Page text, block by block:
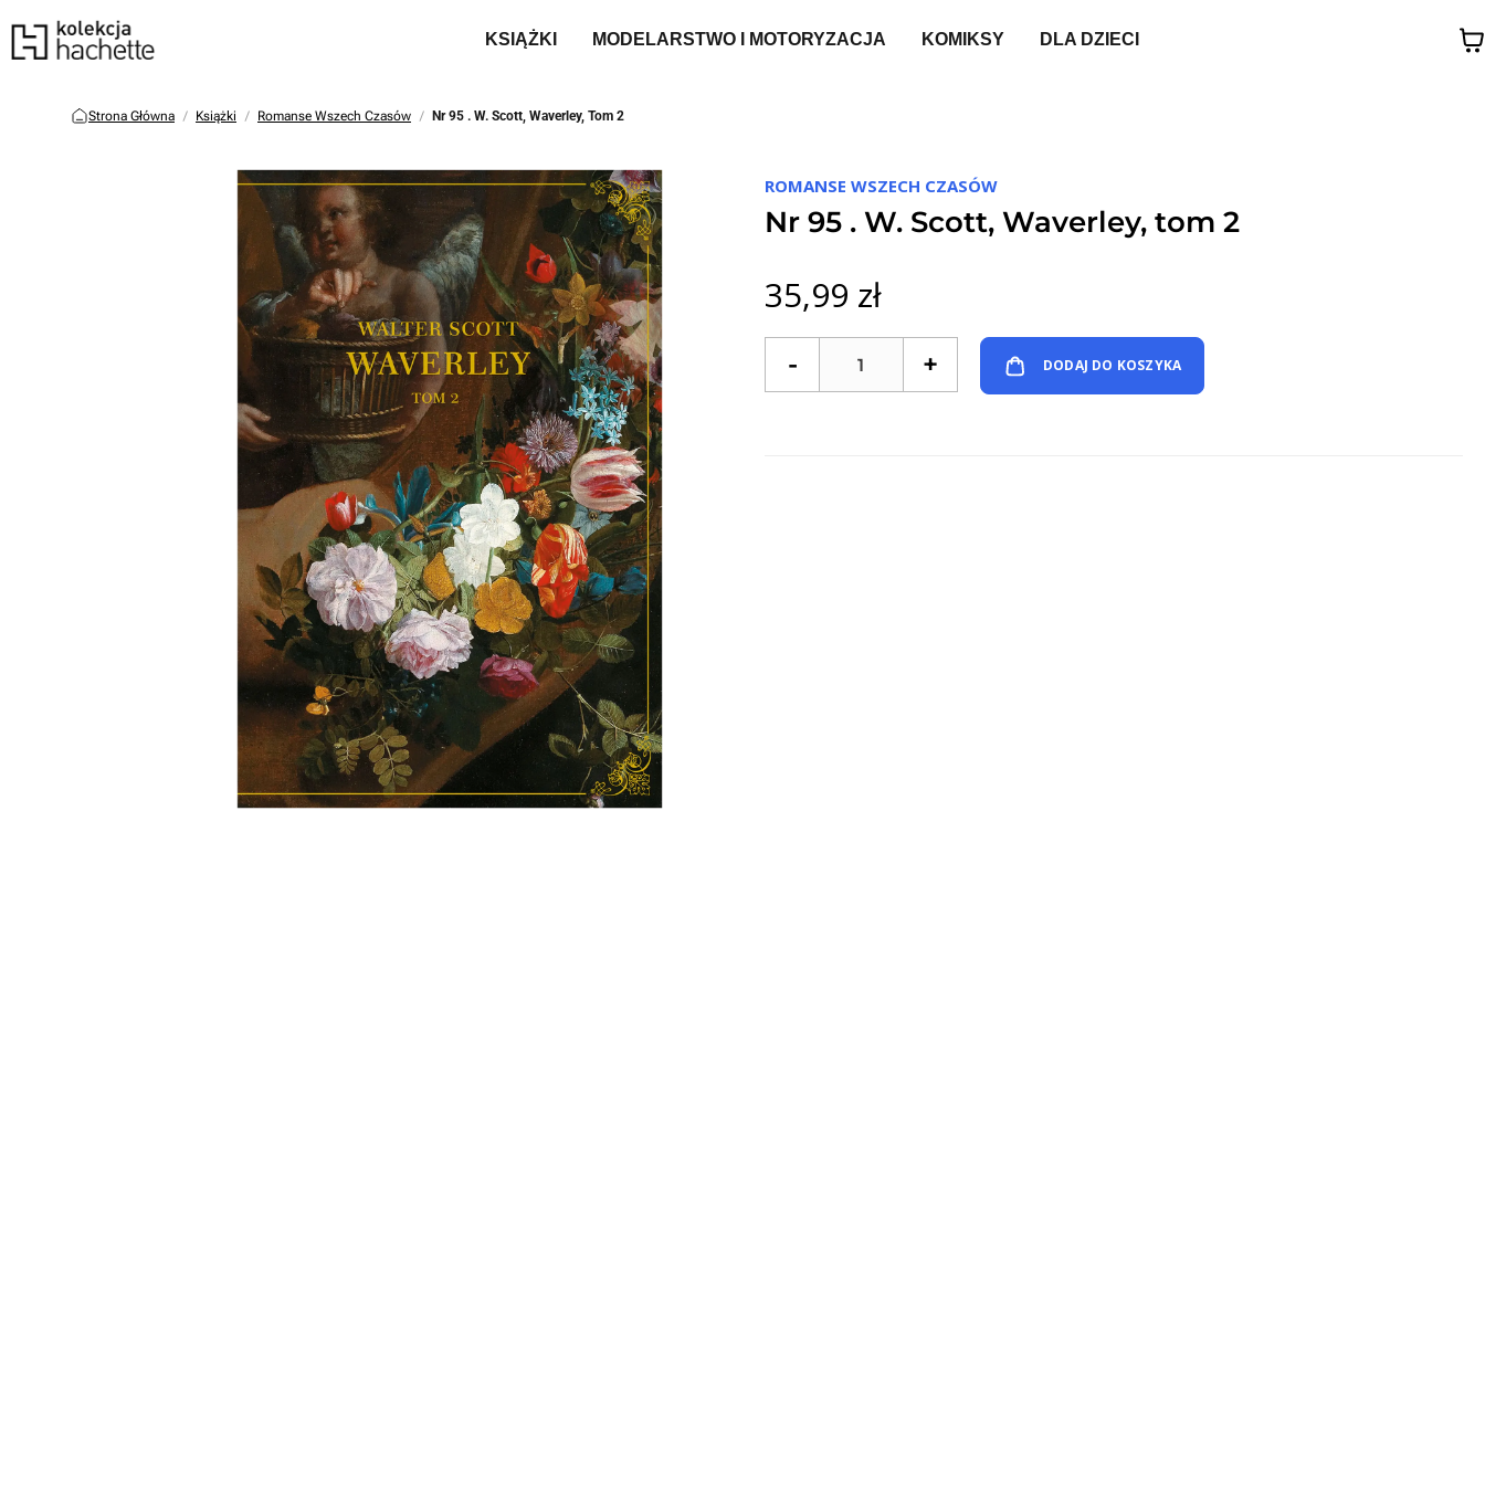
KSIĄŻKI MODELARSTWO I MOTORYZACJA KOMIKSY DLA DZIECI
Strona Główna Książki Romanse Wszech Czasów Nr 95 . W. Scott, Waverley, Tom 2
ROMANSE WSZECH CZASÓW
Nr 95 . W. Scott, Waverley, tom 2
35,99 zł
- + DODAJ DO KOSZYKA